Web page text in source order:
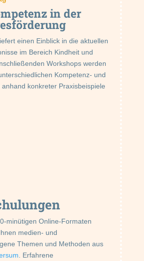
in der
einen Einblick in die aktuellen
im Bereich Kindheit und
Workshops werden
Kompetenz- und
konkreter Praxisbeispiele
minütigen Online-Formaten
medien- und
Themen und Methoden aus
. Erfahrene